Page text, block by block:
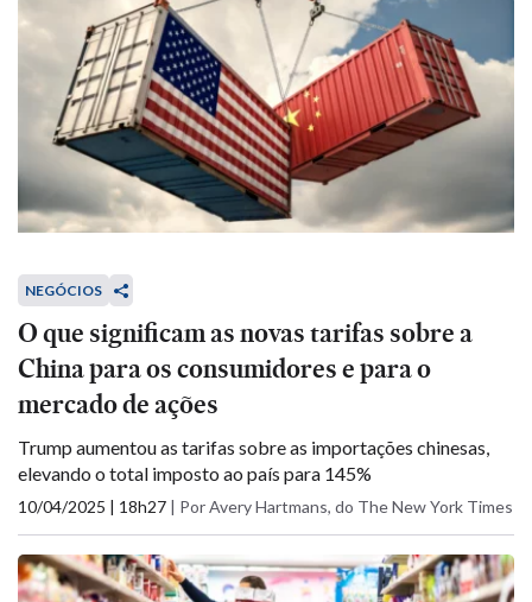
NEGÓCIOS
O que significam as novas tarifas sobre a
China para os consumidores e para o
mercado de ações
Trump aumentou as tarifas sobre as importações chinesas,
elevando o total imposto ao país para 145%
10/04/2025 | 18h27 | Por Avery Hartmans, do The New York Times